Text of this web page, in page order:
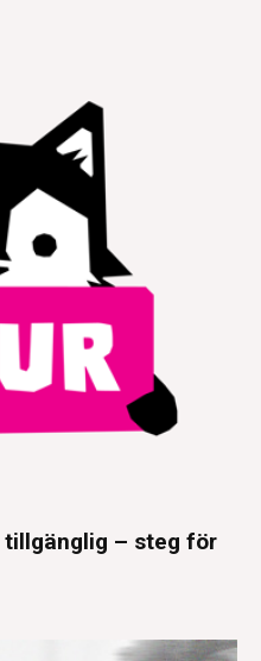
tillgänglig – steg för